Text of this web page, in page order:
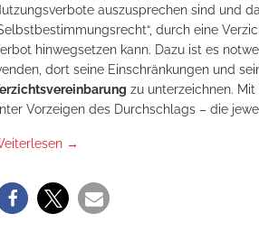
auszusprechen sind und
durch eine
hinwegsetzen kann. Dazu ist es
dort seine Einschränkungen und
zu unterzeichnen.
Vorzeigen des Durchschlags – die
→